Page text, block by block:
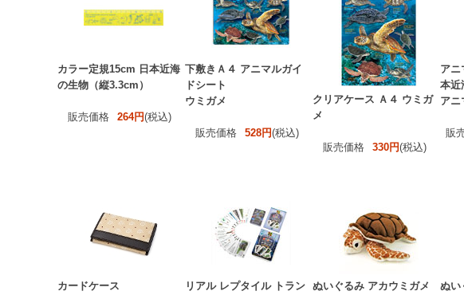
カラー定規15cm 日本近海
の生物（縦3.3cm）
販売価格 264円(税込)
下敷きＡ４ アニマルガイ
ドシート
ウミガメ
販売価格 528円(税込)
クリアケース Ａ４ ウミガ
メ
販売価格 330円(税込)
アニ
本近
アニ
販
カードケース
リアル レプタイル トラン ぬいぐるみ アカウミガメ
ぬい